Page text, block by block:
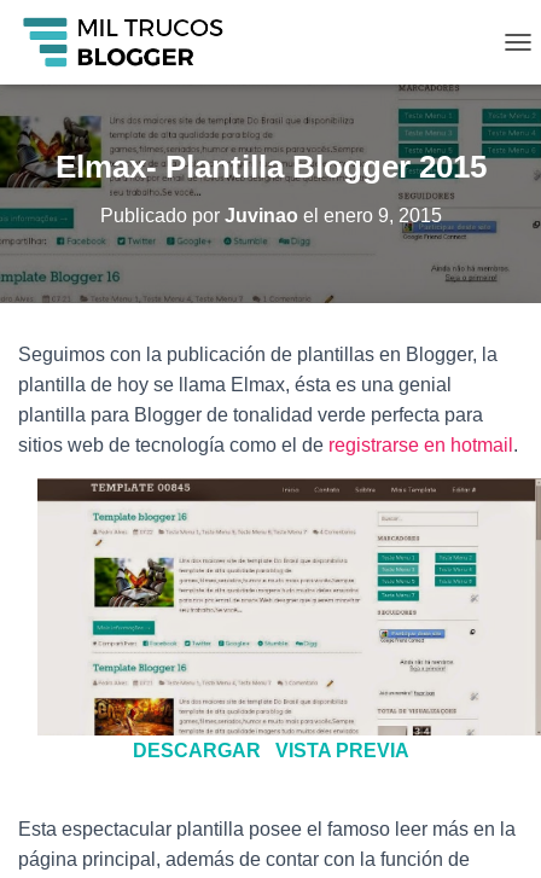
A
M
B
I
C
Elmax- Plantilla Blogger 2015
Publicado por Juvinao el enero 9, 2015
Seguimos con la publicación de plantillas en Blogger, la
plantilla de hoy se llama Elmax, ésta es una genial
plantilla para Blogger de tonalidad verde perfecta para
sitios web de tecnología como el de registrarse en hotmail .
DESCARGAR VISTA PREVIA
Esta espectacular plantilla posee el famoso leer más en la
página principal, además de contar con la función de